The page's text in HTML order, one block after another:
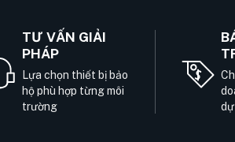
TƯ VẤN GIẢI
PHÁP
Lựa chọn thiết bị bảo
hộ phù hợp từng môi
trường